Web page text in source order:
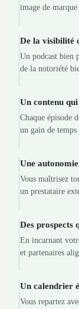
image de
De la visibilité
Un podcast bien
de la notoriété
Un contenu
Chaque épisode
un gain de temps
Une
Vous maîtrisez
un prestataire
Des prospects
En incarnant
et partenaires
Un calendrier
Vous repartez